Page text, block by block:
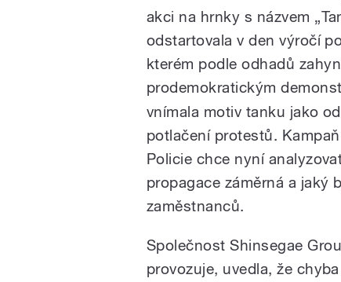
akci na hrnky s názvem
odstartovala v den výročí
kterém podle odhadů
prodemokratickým
vnímala motiv tanku jako
potlačení protestů.
Policie chce nyní
propagace záměrná a jaký
zaměstnanců.
Společnost Shinsegae
provozuje, uvedla, že